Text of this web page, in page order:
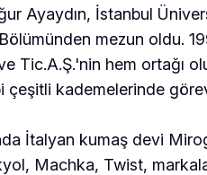
Ayaydın, İstanbul
mezun oldu.
Tic.A.Ş.'nin hem ortağı
kademelerinde görev
İtalyan kumaş devi
Machka, Twist,